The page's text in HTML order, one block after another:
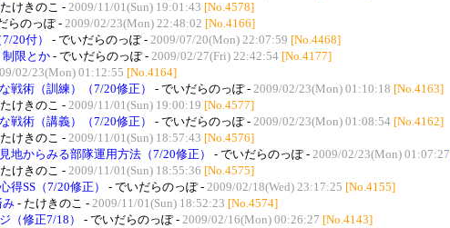
けきのこ - 2009/11/01(Sun) 19:01:43 [No.4578]
らのっぽ - 2009/02/23(Mon) 22:48:02 [No.4166]
20付） - でいだらのっぽ - 2009/07/20(Mon) 22:07:59 [No.4468]
制限とか - でいだらのっぽ - 2009/02/27(Fri) 22:42:54 [No.4177]
02/23(Mon) 01:12:55 [No.4164]
戦術（訓練）（7/20修正） - でいだらのっぽ - 2009/02/23(Mon) 01:10:18 [No.4163]
けきのこ - 2009/11/01(Sun) 19:00:19 [No.4577]
戦術（講義）（7/20修正） - でいだらのっぽ - 2009/02/23(Mon) 01:08:54 [No.4162]
けきのこ - 2009/11/01(Sun) 18:57:43 [No.4576]
地からみる部隊運用方法（7/20修正） - でいだらのっぽ - 2009/02/23(Mon) 01:07:27
けきのこ - 2009/11/01(Sun) 18:55:36 [No.4575]
得SS（7/20修正） - でいだらのっぽ - 2009/02/18(Wed) 23:17:25 [No.4155]
み - たけきのこ - 2009/11/01(Sun) 18:52:23 [No.4574]
（修正7/18） - でいだらのっぽ - 2009/02/16(Mon) 00:26:27 [No.4143]